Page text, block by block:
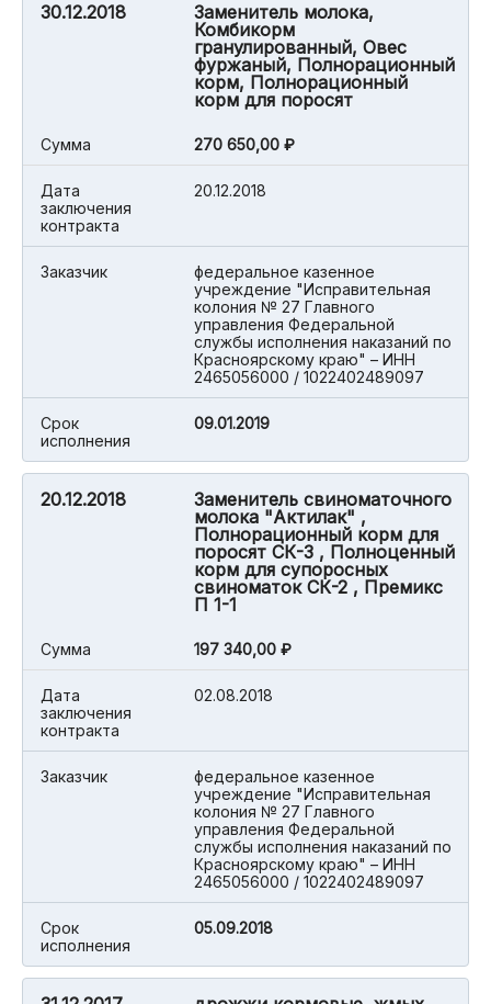
30.12.2018
Заменитель молока,
Комбикорм
гранулированный, Овес
фуржаный, Полнорационный
корм, Полнорационный
корм для поросят
Cумма 270 650,00 ₽
Дата
заключения
контракта
20.12.2018
Заказчик
федеральное казенное
учреждение "Исправительная
колония № 27 Главного
управления Федеральной
службы исполнения наказаний по
Красноярскому краю" – ИНН
2465056000 / 1022402489097
Срок
исполнения
09.01.2019
20.12.2018
Заменитель свиноматочного
молока "Актилак" ,
Полнорационный корм для
поросят СК-3 , Полноценный
корм для супоросных
свиноматок СК-2 , Премикс
П 1-1
Cумма 197 340,00 ₽
Дата
заключения
контракта
02.08.2018
Заказчик
федеральное казенное
учреждение "Исправительная
колония № 27 Главного
управления Федеральной
службы исполнения наказаний по
Красноярскому краю" – ИНН
2465056000 / 1022402489097
Срок
исполнения
05.09.2018